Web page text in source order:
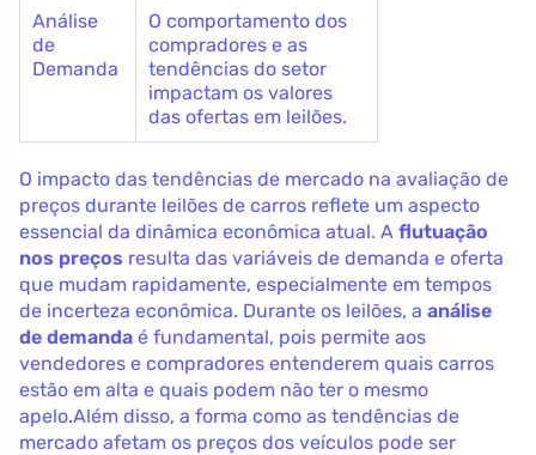
Análise
de
Demanda
O comportamento dos
compradores e as
tendências do setor
impactam os valores
das ofertas em leilões.
O impacto das tendências de mercado na avaliação de
preços durante leilões de carros reflete um aspecto
essencial da dinâmica econômica atual. A flutuação
nos preços resulta das variáveis de demanda e oferta
que mudam rapidamente, especialmente em tempos
de incerteza econômica. Durante os leilões, a análise
de demanda é fundamental, pois permite aos
vendedores e compradores entenderem quais carros
estão em alta e quais podem não ter o mesmo
apelo.Além disso, a forma como as tendências de
mercado afetam os preços dos veículos pode ser